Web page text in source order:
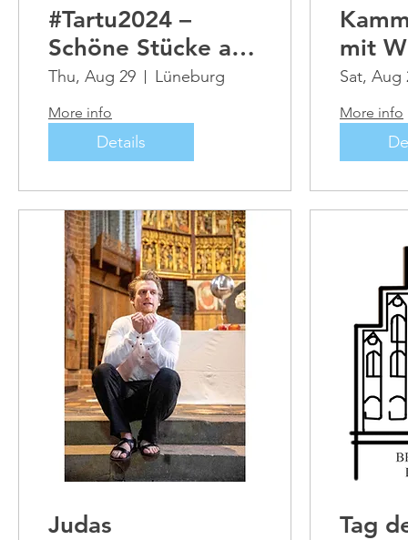
#Tartu2024 –
Schöne Stücke aus
Tartu
Thu, Aug 29 Lüneburg
More info
Details
mit
Sat, Aug
More info
Judas Tag